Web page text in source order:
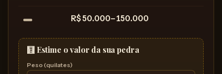
R$ 50.000–150.000
🧮 Estime o valor da sua pedra
Peso (quilates)